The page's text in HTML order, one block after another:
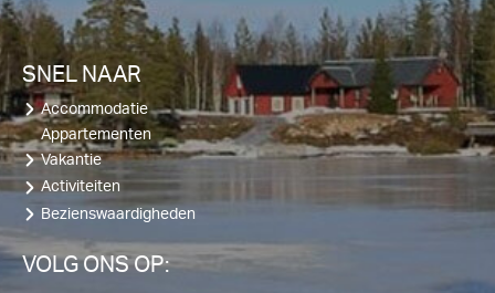
SNEL NAAR
Accommodatie
Appartementen
Vakantie
Activiteiten
Bezienswaardigheden
VOLG ONS OP: